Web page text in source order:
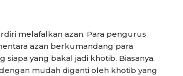
melafalkan azan. Para pengurus
azan berkumandang para
yang bakal jadi khotib. Biasanya,
mudah diganti oleh khotib yang